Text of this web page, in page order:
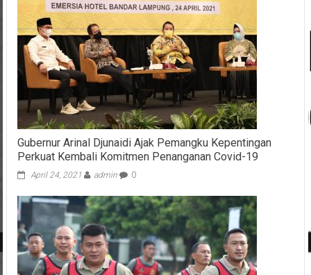
Gubernur Arinal Djunaidi Ajak Pemangku Kepentingan
Perkuat Kembali Komitmen Penanganan Covid-19
April 24, 2021 admin 0